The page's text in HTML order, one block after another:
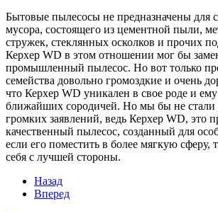
Бытовые пылесосы не предназначены для
мусора, состоящего из цементной пыли,
стружек, стеклянных осколков и прочих
Керхер WD в этом отношении мог бы
промышленный пылесос. Но вот только
семейства довольно громоздкие и очень
что Керхер WD уникален в свое роде и
ближайших сородичей. Но мы бы не стали
громких заявлений, ведь Керхер WD, это
качественный пылесос, созданный для
если его поместить в более мягкую сферу,
себя с лучшей стороны.
Назад
Вперед